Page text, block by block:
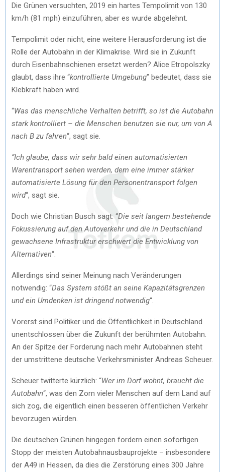
Die Grünen versuchten, 2019 ein hartes Tempolimit von 130
km/h (81 mph) einzuführen, aber es wurde abgelehnt.
Tempolimit oder nicht, eine weitere Herausforderung ist die
Rolle der Autobahn in der Klimakrise. Wird sie in Zukunft
durch Eisenbahnschienen ersetzt werden? Alice Etropolszky
glaubt, dass ihre “kontrollierte Umgebung” bedeutet, dass sie
Klebkraft haben wird.
“Was das menschliche Verhalten betrifft, so ist die Autobahn
stark kontrolliert – die Menschen benutzen sie nur, um von A
nach B zu fahren“, sagt sie.
“Ich glaube, dass wir sehr bald einen automatisierten
Warentransport sehen werden, dem eine immer stärker
automatisierte Lösung für den Personentransport folgen
wird“, sagt sie.
Doch wie Christian Busch sagt: “Die seit langem bestehende
Fokussierung auf den Autoverkehr und die in Deutschland
gewachsene Infrastruktur erschwert die Entwicklung von
Alternativen“.
Allerdings sind seiner Meinung nach Veränderungen
notwendig: “Das System stößt an seine Kapazitätsgrenzen
und ein Umdenken ist dringend notwendig“.
Vorerst sind Politiker und die Öffentlichkeit in Deutschland
unentschlossen über die Zukunft der berühmten Autobahn.
An der Spitze der Forderung nach mehr Autobahnen steht
der umstrittene deutsche Verkehrsminister Andreas Scheuer.
Scheuer twitterte kürzlich: “Wer im Dorf wohnt, braucht die
Autobahn“, was den Zorn vieler Menschen auf dem Land auf
sich zog, die eigentlich einen besseren öffentlichen Verkehr
bevorzugen würden.
Die deutschen Grünen hingegen fordern einen sofortigen
Stopp der meisten Autobahnausbauprojekte – insbesondere
der A49 in Hessen, da dies die Zerstörung eines 300 Jahre